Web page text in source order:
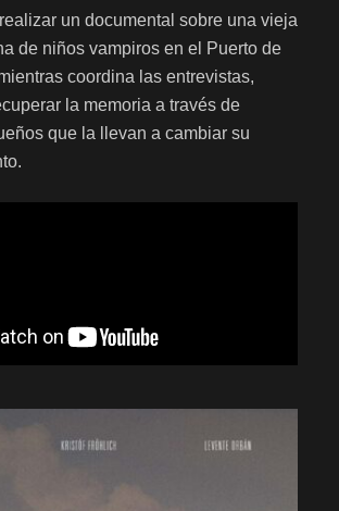
un documental sobre una vieja
de niños vampiros en el Puerto de
coordina las entrevistas,
la memoria a través de
que la llevan a cambiar su